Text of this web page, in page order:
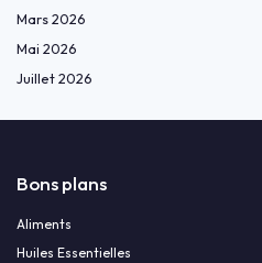
Mars 2026
Mai 2026
Juillet 2026
Bons plans
Aliments
Huiles Essentielles